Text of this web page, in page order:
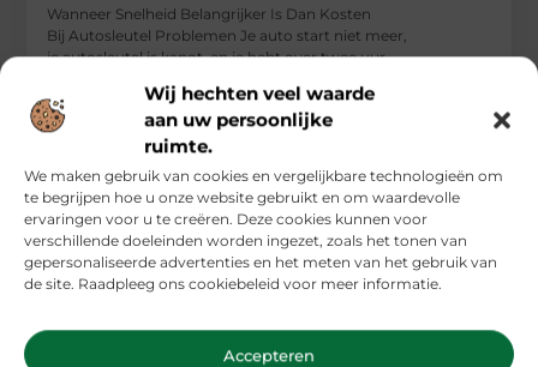
Wij hechten veel waarde
aan uw persoonlijke
ruimte.
We maken gebruik van cookies en vergelijkbare technologieën om
te begrijpen hoe u onze website gebruikt en om waardevolle
ervaringen voor u te creëren. Deze cookies kunnen voor
verschillende doeleinden worden ingezet, zoals het tonen van
gepersonaliseerde advertenties en het meten van het gebruik van
de site. Raadpleeg ons cookiebeleid voor meer informatie.
Accepteren
Wanneer Snelheid Belangrijker Is Dan Kosten
Bij Autosleutel Problemen Je auto start niet meer,
je autosleutel is kapot, en je hebt over twee uur
...
Auto's En Motoren